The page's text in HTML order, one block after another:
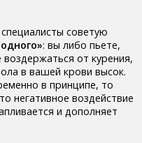
советую
: вы либо пьете,
от курения,
в вашей крови высок.
в принципе, то
негативное воздействие
и дополняет